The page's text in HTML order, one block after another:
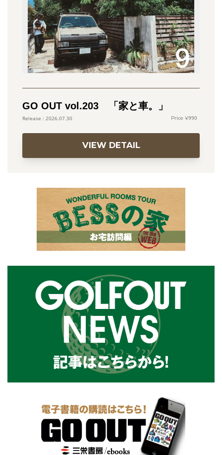
GO OUT vol.203 「家と車。」
2026.07.30 990
VIEW DETAIL